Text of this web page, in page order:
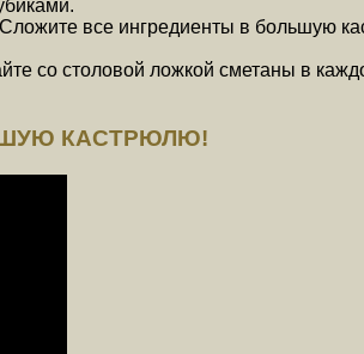
все ингредиенты в большую
со столовой ложкой сметаны в
КАСТРЮЛЮ!